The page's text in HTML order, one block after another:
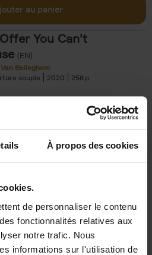
À propos des cookies
de personnaliser le contenu
fonctionnalités relatives aux
notre trafic. Nous
informations sur l'utilisation de
au panier
You Can't
(EN)
Belleghem
souple
2020 256
50
Bonds = Building
Roef Jozefien De Feyter
Carolien Boom
souple
2025 200